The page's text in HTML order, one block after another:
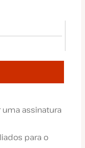
assinatura
para o